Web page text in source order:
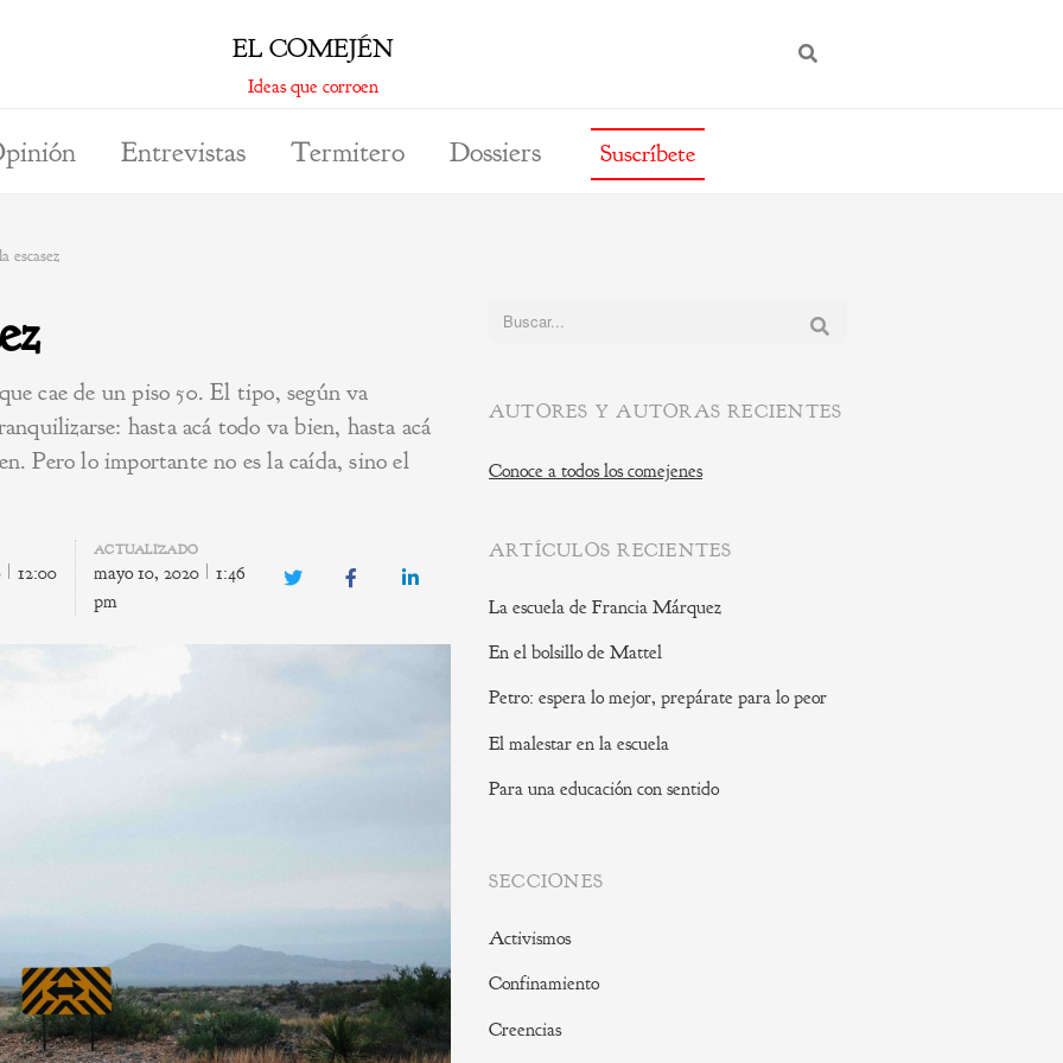
EL COMEJÉN
Ideas que corroen
BUSCAR
Entrevistas Termitero Dossiers Suscríbete
escasez
cae de un piso 50. El tipo, según va
hasta acá todo va bien, hasta acá
Pero lo importante no es la caída, sino el
12:00
ACTUALIZADO
mayo 10, 2020
1:46
pm
TwitterFacebookLinkedIn
Buscar:
AUTORES Y AUTORAS RECIENTES
Conoce a todos los comejenes
ARTÍCULOS RECIENTES
La escuela de Francia Márquez
En el bolsillo de Mattel
Petro: espera lo mejor, prepárate para lo peor
El malestar en la escuela
Para una educación con sentido
SECCIONES
Activismos
Confinamiento
Creencias